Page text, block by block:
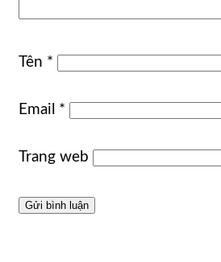
Tên *
Email *
Trang web